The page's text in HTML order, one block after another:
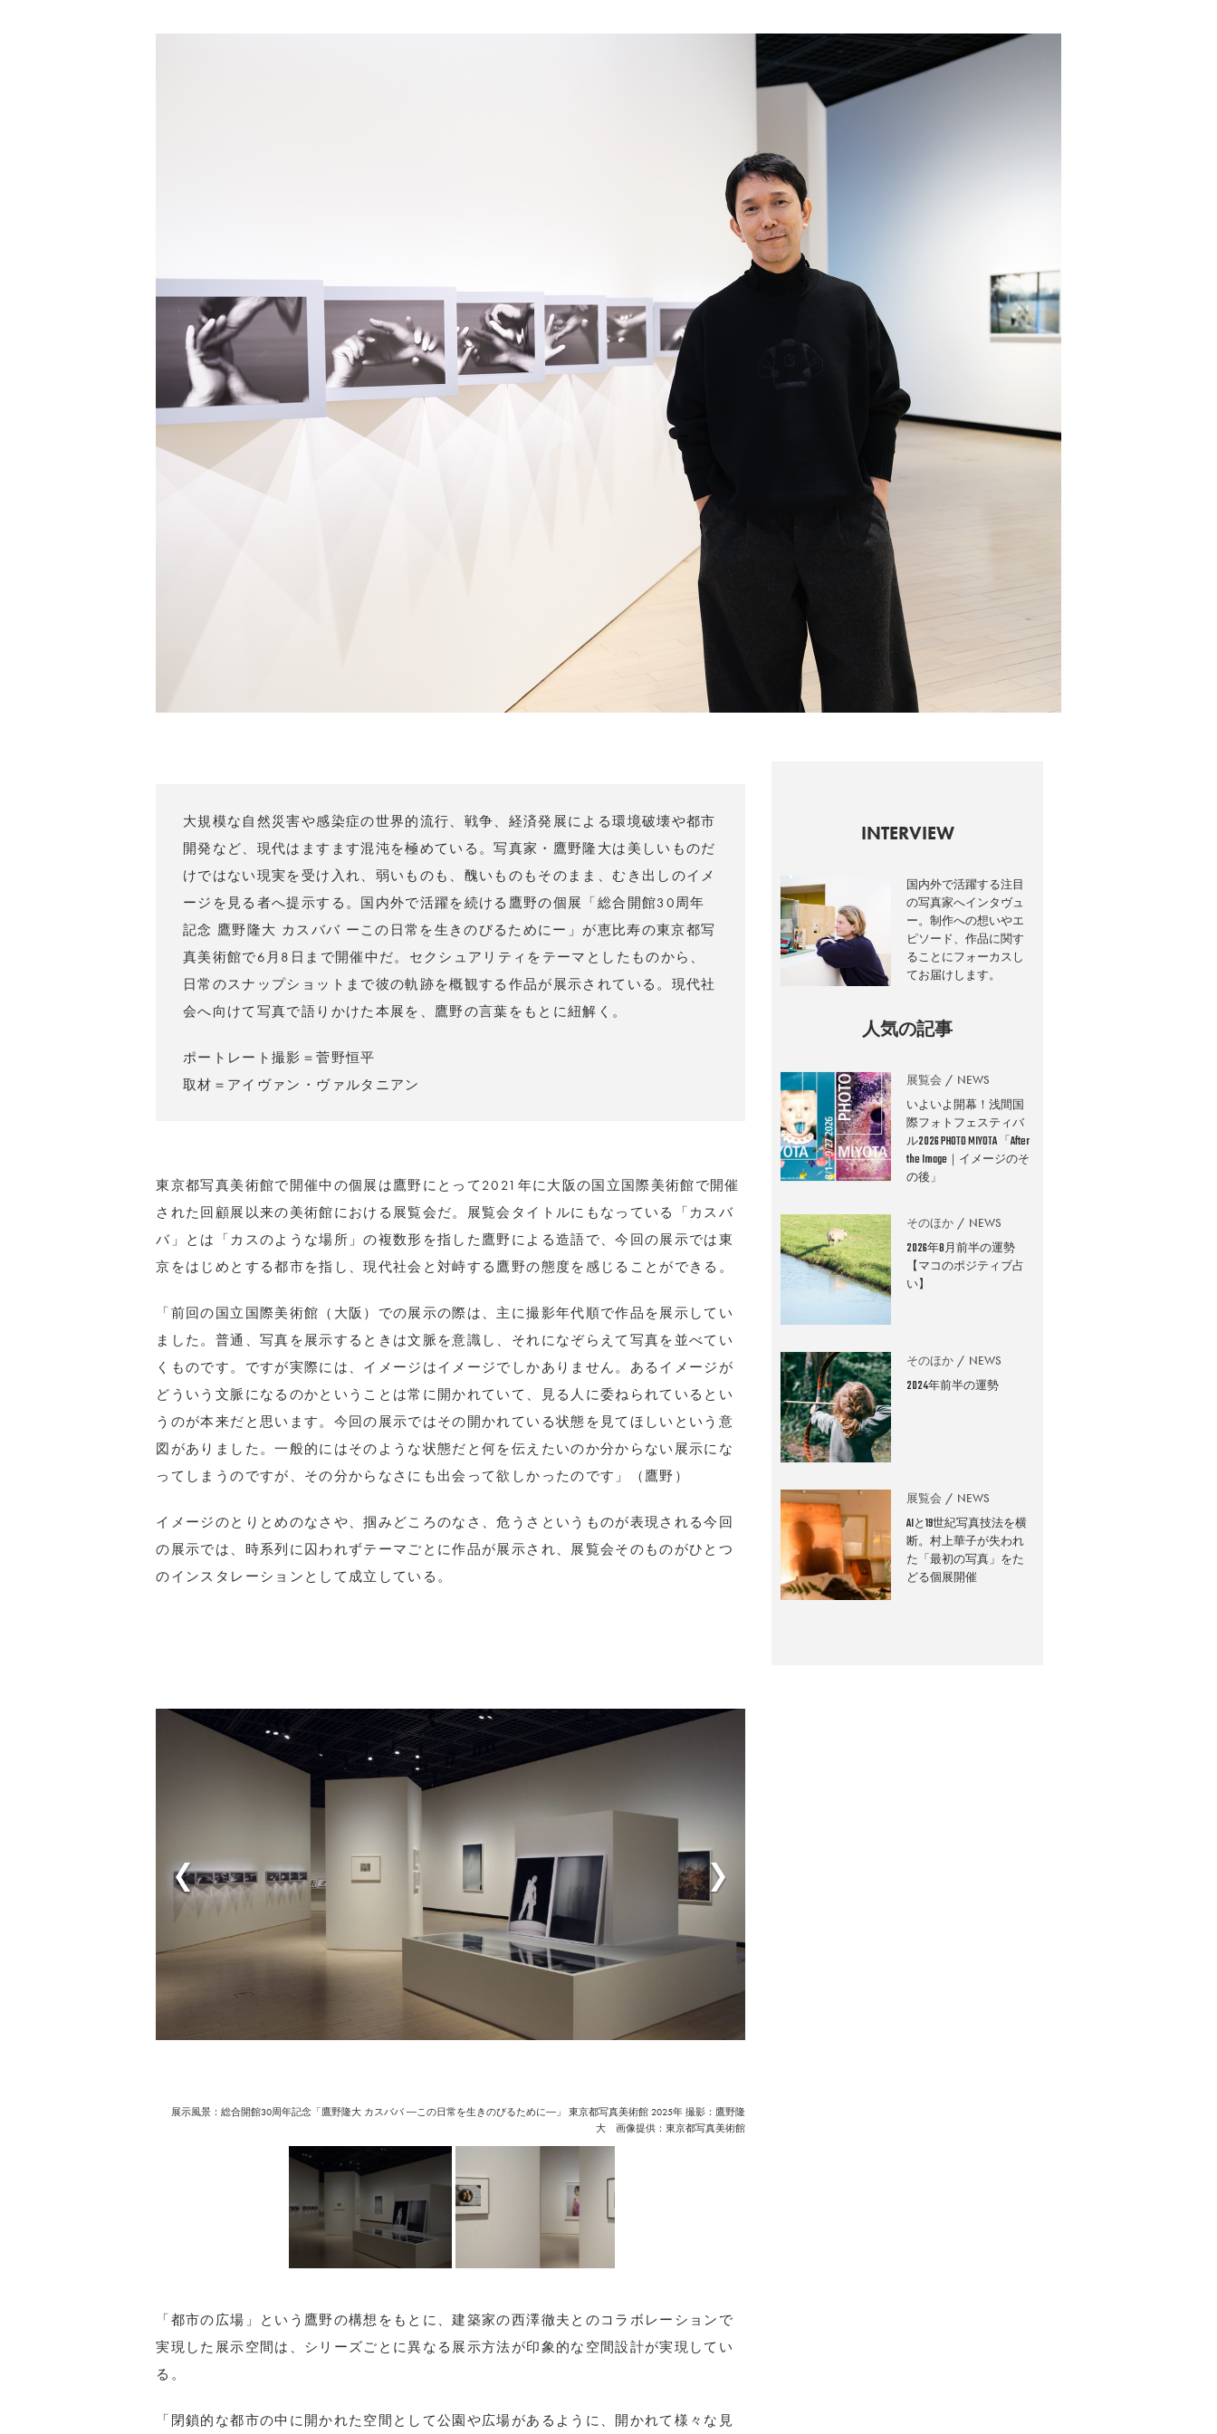
大規模な自然災害や感染症の世界的流行、戦争、経済発展による環境破壊や都市
開発など、現代はますます混沌を極めている。写真家・鷹野隆大は美しいものだ
けではない現実を受け入れ、弱いものも、醜いものもそのまま、むき出しのイメ
ージを見る者へ提示する。国内外で活躍を続ける鷹野の個展「総合開館30周年
記念 鷹野隆大 カスババ ーこの日常を生きのびるためにー」が恵比寿の東京都写
真美術館で6月8日まで開催中だ。セクシュアリティをテーマとしたものから、
日常のスナップショットまで彼の軌跡を概観する作品が展示されている。現代社
会へ向けて写真で語りかけた本展を、鷹野の言葉をもとに紐解く。
ポートレート撮影＝菅野恒平
取材＝アイヴァン・ヴァルタニアン
東京都写真美術館で開催中の個展は鷹野にとって2021年に大阪の国立国際美術館で開催
された回顧展以来の美術館における展覧会だ。展覧会タイトルにもなっている「カスバ
バ」とは「カスのような場所」の複数形を指した鷹野による造語で、今回の展示では東
京をはじめとする都市を指し、現代社会と対峙する鷹野の態度を感じることができる。
「前回の国立国際美術館（大阪）での展示の際は、主に撮影年代順で作品を展示してい
ました。普通、写真を展示するときは文脈を意識し、それになぞらえて写真を並べてい
くものです。ですが実際には、イメージはイメージでしかありません。あるイメージが
どういう文脈になるのかということは常に開かれていて、見る人に委ねられているとい
うのが本来だと思います。今回の展示ではその開かれている状態を見てほしいという意
図がありました。一般的にはそのような状態だと何を伝えたいのか分からない展示にな
ってしまうのですが、その分からなさにも出会って欲しかったのです」（鷹野）
イメージのとりとめのなさや、掴みどころのなさ、危うさというものが表現される今回
の展示では、時系列に囚われずテーマごとに作品が展示され、展覧会そのものがひとつ
のインスタレーションとして成立している。
展示風景：総合開館30周年記念「鷹野隆大 カスババ ―この日常を生きのびるために―」 東京都写真美術館 2025年 撮影：鷹野隆
大 画像提供：東京都写真美術館
「都市の広場」という鷹野の構想をもとに、建築家の西澤徹夫とのコラボレーションで
実現した展示空間は、シリーズごとに異なる展示方法が印象的な空間設計が実現してい
る。
「閉鎖的な都市の中に開かれた空間として公園や広場があるように、開かれて様々な見
INTERVIEW
国内外で活躍する注目
の写真家へインタヴュ
ー。制作への想いやエ
ピソード、作品に関す
ることにフォーカスし
てお届けします。
人気の記事
展覧会 NEWS
いよいよ開幕！浅間国
際フォトフェスティバ
ル2026 PHOTO MIYOTA 「After
the Image｜イメージのそ
の後」
そのほか NEWS
2026年8月前半の運勢
【マコのポジティブ占
い】
そのほか NEWS
2024年前半の運勢
展覧会 NEWS
AIと19世紀写真技法を横
断。村上華子が失われ
た「最初の写真」をた
どる個展開催